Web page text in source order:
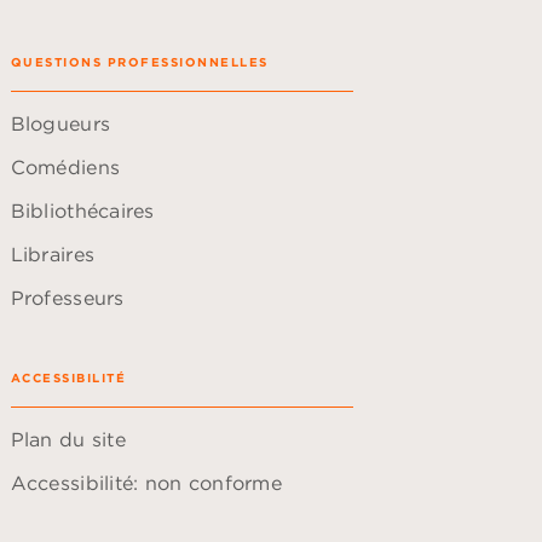
QUESTIONS PROFESSIONNELLES
Blogueurs
Comédiens
Bibliothécaires
Libraires
Professeurs
ACCESSIBILITÉ
Plan du site
Accessibilité: non conforme